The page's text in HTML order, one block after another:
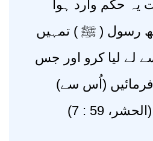
حکم وارد ہوا
رسول ( ﷺ ) تمہیں
لے لیا کرو اور جس
(اُس سے)
59 : 7)